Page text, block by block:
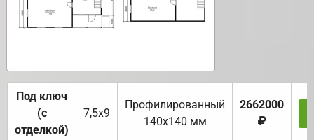
Под ключ
(с
отделкой)
7,5х9
Профилированный
140х140 мм
2662000